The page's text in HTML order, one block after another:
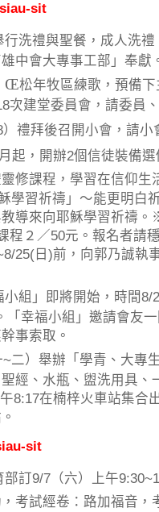
sit
行洗禮與聖餐，成人洗
中會大專事工部」奉獻
Œ松年牧區練歌，預備
次建堂委員會，請委員
）禮拜後召開小會，請小
起，開辦2個信徒裝備
修課程，學習在信仰生
學習祈禱」～能更明白
導來向耶穌學習祈禱
程２／50元。報名者請
25(日)前，向郭乃誠執
小組」即將開始，時間8/
「幸福小組」邀請會友
事索取。
~二）舉辦「學青、大專
經、水瓶、盥洗用具、
8:17在楠梓火車站集合
sit
部訂9/7（六）上午
考試經卷：路加福音，